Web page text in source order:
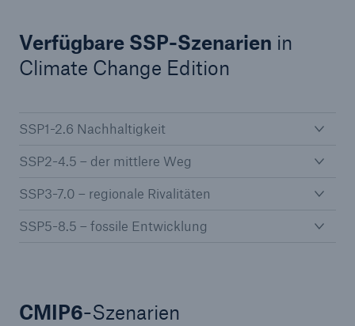
Verfügbare SSP-Szenarien in
Climate Change Edition
SSP1-2.6 Nachhaltigkeit
SSP2-4.5 – der mittlere Weg
SSP3-7.0 – regionale Rivalitäten
SSP5-8.5 – fossile Entwicklung
CMIP6-Szenarien